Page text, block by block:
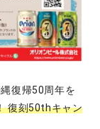
復帰50周年を
復刻50thキャン